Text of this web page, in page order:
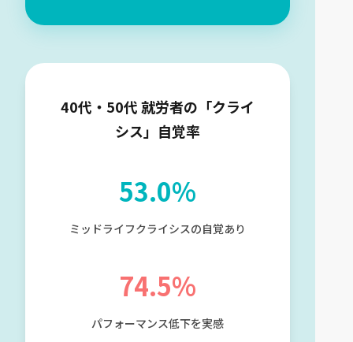
40代・50代 就労者の「クライ
シス」自覚率
53.0%
ミッドライフクライシスの自覚あり
74.5%
パフォーマンス低下を実感